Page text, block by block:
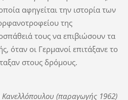
αφηγείται την ιστορία των
της
τους να επιβιώσουν τα
όταν οι Γερμανοί επιτάξανε το
στους δρόμους.
Κανελλόπουλου (παραγωγής 1962)